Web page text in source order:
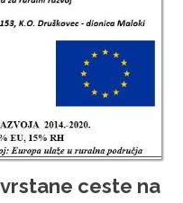
ceste na